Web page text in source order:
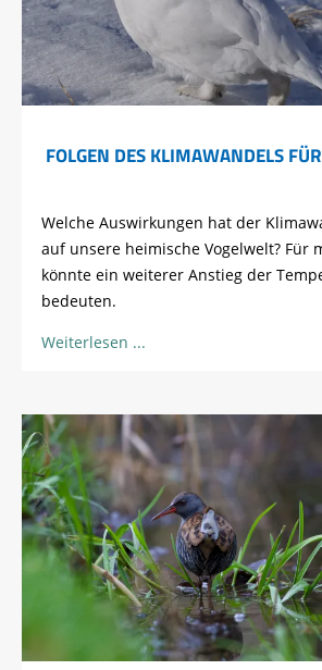
FOLGEN DES KLIMAWANDELS
Welche Auswirkungen hat der
auf unsere heimische Vogelwelt? Für
könnte ein weiterer Anstieg der
bedeuten.
Weiterlesen